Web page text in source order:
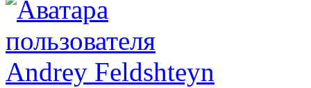
Andrey Feldshteyn